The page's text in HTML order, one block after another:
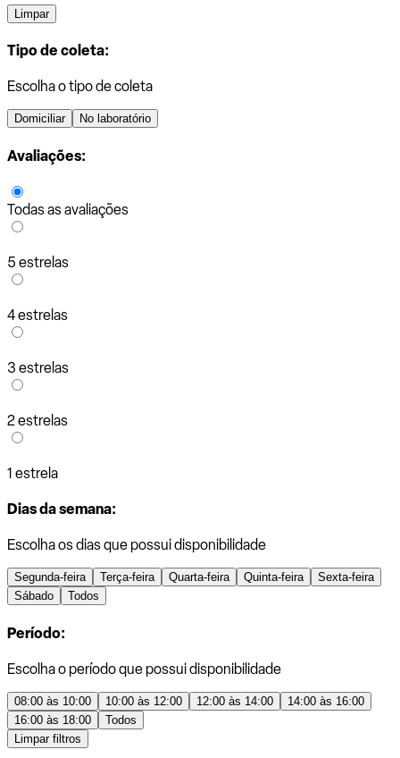
Limpar
Tipo de coleta:
Escolha o tipo de coleta
Domiciliar No laboratório
Avaliações:
Todas as avaliações
5 estrelas
4 estrelas
3 estrelas
2 estrelas
1 estrela
Dias da semana:
Escolha os dias que possui disponibilidade
Segunda-feira Terça-feira Quarta-feira Quinta-feira
Sexta-feira
Sábado
Todos
Período:
Escolha o período que possui disponibilidade
08:00 às 10:00 10:00 às 12:00 12:00 às 14:00
14:00 às 16:00
16:00 às 18:00
Todos
Limpar filtros